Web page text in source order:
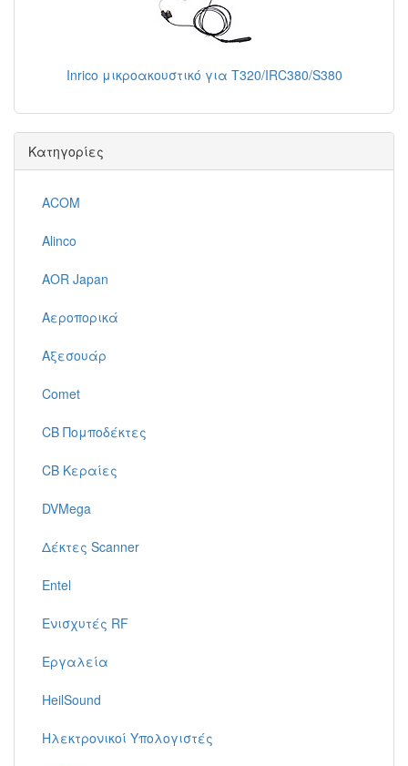
Inrico μικροακουστικό για T320/IRC380/S380
Κατηγορίες
ACOM
Alinco
AOR Japan
Αεροπορικά
Αξεσουάρ
Comet
CB Πομποδέκτες
CB Κεραίες
DVMega
Δέκτες Scanner
Entel
Ενισχυτές RF
Εργαλεία
HeilSound
Ηλεκτρονικοί Υπολογιστές